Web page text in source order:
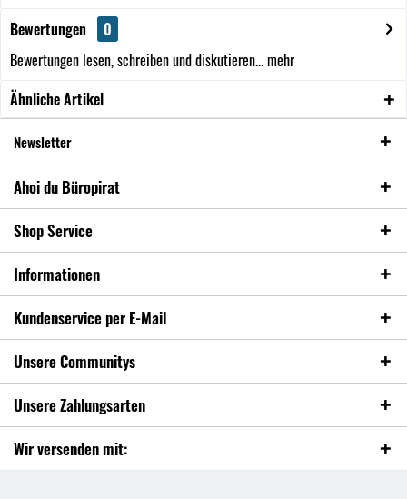
Bewertungen
0
Bewertungen lesen, schreiben und diskutieren...mehr
Ähnliche Artikel
Newsletter
Ahoi du Büropirat
Shop Service
Informationen
Kundenservice per E-Mail
Unsere Communitys
Unsere Zahlungsarten
Wir versenden mit: